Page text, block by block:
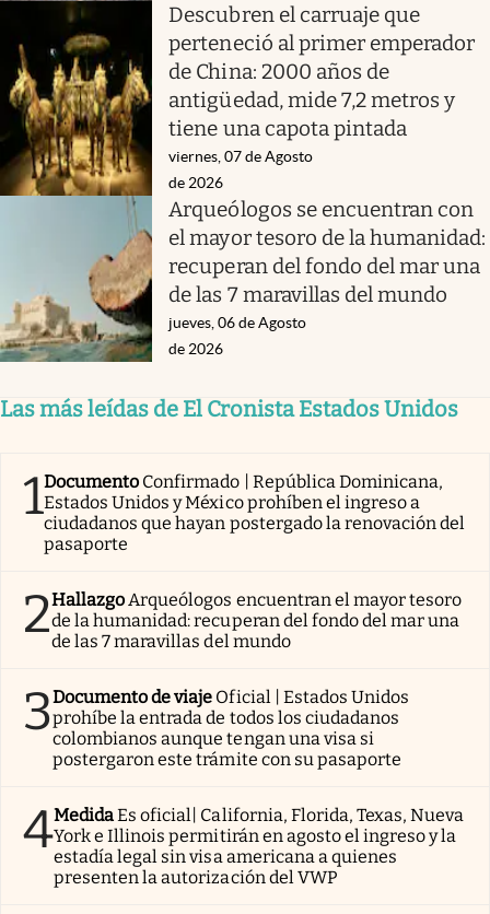
Descubren el carruaje que
perteneció al primer emperador
de China: 2000 años de
antigüedad, mide 7,2 metros y
tiene una capota pintada
viernes, 07 de Agosto
de 2026
Arqueólogos se encuentran con
el mayor tesoro de la humanidad:
recuperan del fondo del mar una
de las 7 maravillas del mundo
jueves, 06 de Agosto
de 2026
Las más leídas de El Cronista Estados Unidos
1Documento Confirmado | República Dominicana,
Estados Unidos y México prohíben el ingreso a
ciudadanos que hayan postergado la renovación del
pasaporte
2HallazgoArqueólogos encuentran el mayor tesoro
de la humanidad: recuperan del fondo del mar una
de las 7 maravillas del mundo
3Documento de viaje Oficial | Estados Unidos
prohíbe la entrada de todos los ciudadanos
colombianos aunque tengan una visa si
postergaron este trámite con su pasaporte
4MedidaEs oficial| California, Florida, Texas, Nueva
York e Illinois permitirán en agosto el ingreso y la
estadía legal sin visa americana a quienes
presenten la autorización del VWP